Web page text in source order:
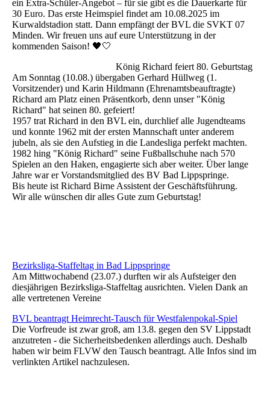
ein Extra-Schüler-Angebot – für sie gibt es die Dauerkarte für
30 Euro. Das erste Heimspiel findet am 10.08.2025 im
Kurwaldstadion statt. Dann empfängt der BVL die SVKT 07
Minden. Wir freuen uns auf eure Unterstützung in der
kommenden Saison! 🖤🤍
König Richard feiert 80. Geburtstag
Am Sonntag (10.08.) übergaben Gerhard Hüllweg (1.
Vorsitzender) und Karin Hildmann (Ehrenamtsbeauftragte)
Richard am Platz einen Präsentkorb, denn unser "König
Richard" hat seinen 80. gefeiert!
1957 trat Richard in den BVL ein, durchlief alle Jugendteams
und konnte 1962 mit der ersten Mannschaft unter anderem
jubeln, als sie den Aufstieg in die Landesliga perfekt machten.
1982 hing "König Richard" seine Fußballschuhe nach 570
Spielen an den Haken, engagierte sich aber weiter. Über lange
Jahre war er Vorstandsmitglied des BV Bad Lippspringe.
Bis heute ist Richard Birne Assistent der Geschäftsführung.
Wir alle wünschen dir alles Gute zum Geburtstag!
Bezirksliga-Staffeltag in Bad Lippspringe
Am Mittwochabend (23.07.) durften wir als Aufsteiger den
diesjährigen Bezirksliga-Staffeltag ausrichten. Vielen Dank an
alle vertretenen Vereine
BVL beantragt Heimrecht-Tausch für Westfalenpokal-Spiel
Die Vorfreude ist zwar groß, am 13.8. gegen den SV Lippstadt
anzutreten - die Sicherheitsbedenken allerdings auch. Deshalb
haben wir beim FLVW den Tausch beantragt. Alle Infos sind im
verlinkten Artikel nachzulesen.